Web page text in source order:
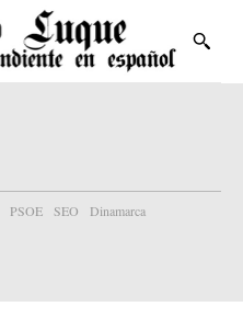
PSOE SEO
Dinamarca